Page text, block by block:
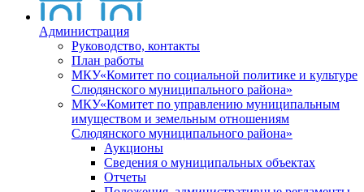
Администрация
Руководство, контакты
План работы
МКУ«Комитет по социальной политике и культуре
Слюдянского муниципального района»
МКУ«Комитет по управлению муниципальным
имуществом и земельным отношениям
Слюдянского муниципального района»
Аукционы
Сведения о муниципальных объектах
Отчеты